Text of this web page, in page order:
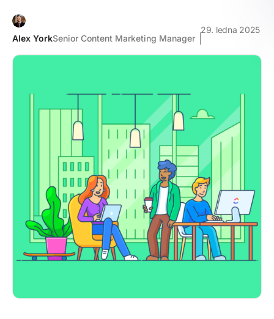
Alex YorkSenior Content Marketing Manager
29. ledna 2025